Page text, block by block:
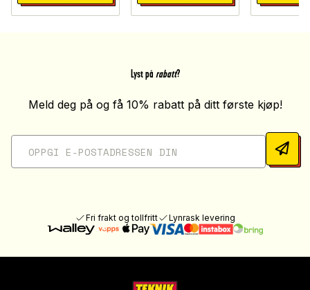
Lyst på rabatt?
Meld deg på og få 10% rabatt på ditt første kjøp!
Fri frakt og tollfritt Lynrask levering